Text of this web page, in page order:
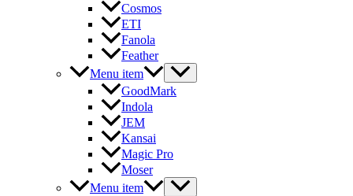
Cosmos
ETI
Fanola
Feather
Menu item
GoodMark
Indola
JEM
Kansai
Magic Pro
Moser
Menu item